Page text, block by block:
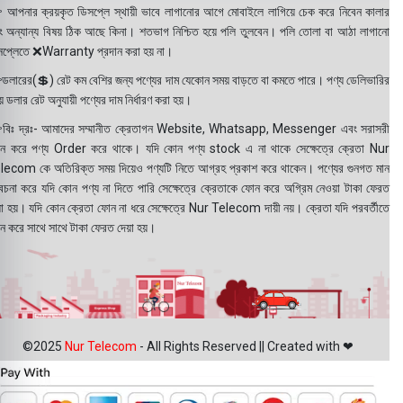
ক্রয়কৃত ডিসপ্লে স্থায়ী ভাবে লাগানোর আগে মোবাইলে লাগিয়ে চেক করে নিবেন কালার
অন্যান্য বিষয় ঠিক আছে কিনা। শতভাগ নিশ্চিত হয়ে পলি তুলবেন। পলি তোলা বা আঠা লাগানো
❌Warranty প্রদান করা হয় না।
রেট কম বেশির জন্য পণ্যের দাম যেকোন সময় বাড়তে বা কমতে পারে। পণ্য ডেলিভারির
ডলার রেট অনুযায়ী পণ্যের দাম নির্ধারণ করা হয়।
দ্রঃ- আমাদের সম্মানীত ক্রেতাগন Website, Whatsapp, Messenger এবং সরাসরী
করে পণ্য Order করে থাকে। যদি কোন পণ্য stock এ না থাকে সেক্ষেত্রে ক্রেতা Nur
কে অতিরিক্ত সময় দিয়েও পণ্যটি নিতে আগ্রহ প্রকাশ করে থাকেন। পণ্যের গুনগত মান
করে যদি কোন পণ্য না দিতে পারি সেক্ষেত্রে ক্রেতাকে ফোন করে অগ্রিম নেওয়া টাকা ফেরত
হয়। যদি কোন ক্রেতা ফোন না ধরে সেক্ষেত্রে Nur Telecom দায়ী নয়। ক্রেতা যদি পরবর্তীতে
করে সাথে সাথে টাকা ফেরত দেয়া হয়।
©2025 Nur Telecom - All Rights Reserved || Created with ❤